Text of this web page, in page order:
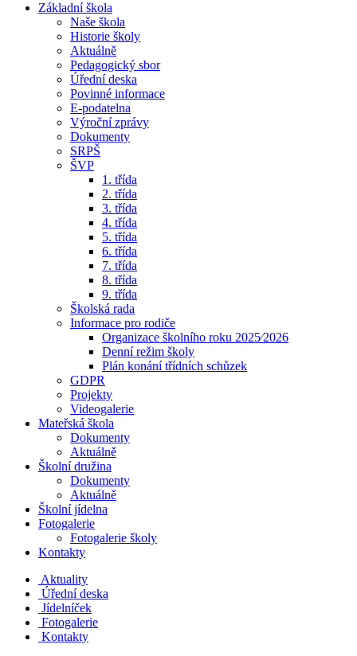
Základní škola
Naše škola
Historie školy
Aktuálně
Pedagogický sbor
Úřední deska
Povinné informace
E-podatelna
Výroční zprávy
Dokumenty
SRPŠ
ŠVP
1. třída
2. třída
3. třída
4. třída
5. třída
6. třída
7. třída
8. třída
9. třída
Školská rada
Informace pro rodiče
Organizace školního roku 2025⁄2026
Denní režim školy
Plán konání třídních schůzek
GDPR
Projekty
Videogalerie
Mateřská škola
Dokumenty
Aktuálně
Školní družina
Dokumenty
Aktuálně
Školní jídelna
Fotogalerie
Fotogalerie školy
Kontakty
Aktuality
Úřední deska
Jídelníček
Fotogalerie
Kontakty